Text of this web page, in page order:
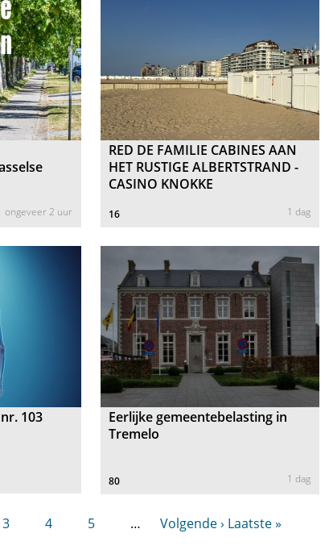
ongeveer 2 uur
RED DE FAMILIE CABINES AAN
HET RUSTIGE ALBERTSTRAND -
CASINO KNOKKE
16 1 dag
103
Eerlijke gemeentebelasting in
Tremelo
80 1 dag
3 4 5 … Volgende › Laatste »